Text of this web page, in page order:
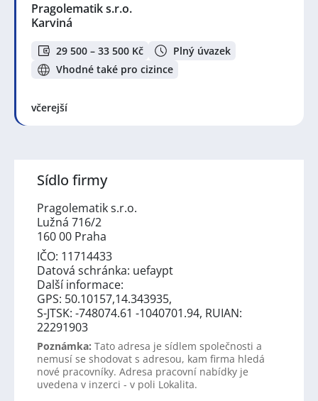
Pragolematik s.r.o.
Karviná
29 500 – 33 500 Kč
Plný úvazek
Vhodné také pro cizince
včerejší
Sídlo firmy
Pragolematik s.r.o.
Lužná 716/2
160 00 Praha
IČO: 11714433
Datová schránka: uefaypt
Další informace:
GPS: 50.10157,14.343935,
S-JTSK: -748074.61 -1040701.94, RUIAN:
22291903
Poznámka: Tato adresa je sídlem společnosti a
nemusí se shodovat s adresou, kam firma hledá
nové pracovníky. Adresa pracovní nabídky je
uvedena v inzerci - v poli Lokalita.